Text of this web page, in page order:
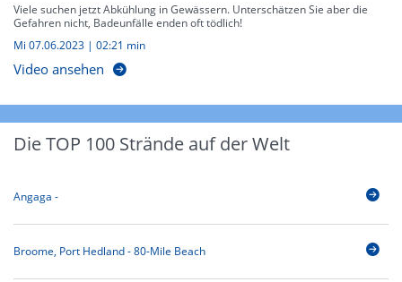
Viele suchen jetzt Abkühlung in Gewässern. Unterschätzen Sie aber die
Gefahren nicht, Badeunfälle enden oft tödlich!
Mi 07.06.2023 | 02:21 min
Video ansehen
Die TOP 100 Strände auf der Welt
Angaga -
Broome, Port Hedland - 80-Mile Beach